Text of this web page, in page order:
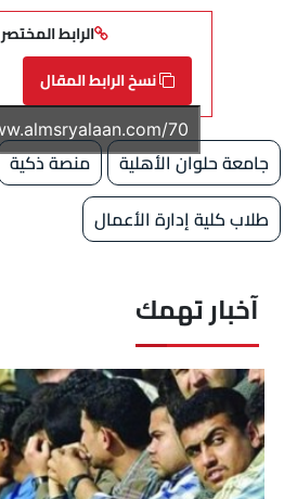
الرابط المختصر
نسخ الرابط المقال
جامعة حلوان الأهلية
منصة ذكية
طلاب كلية إدارة الأعمال
آخبار تهمك